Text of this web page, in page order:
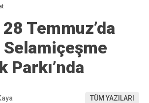
Temmuz’da
Selamiçeşme
Parkı’nda
TÜM YAZILARI